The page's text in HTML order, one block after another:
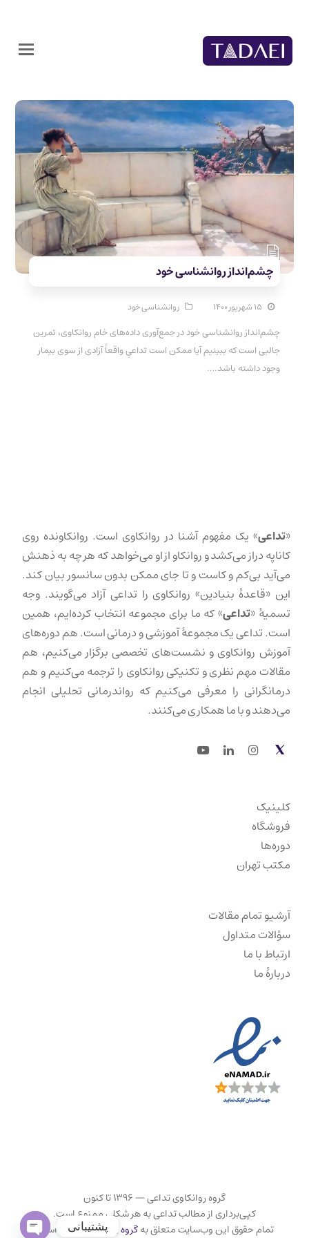
چشم‌انداز روانشناسی خود
۱۵ شهریور ۱۴۰۰ روانشناسی خود
چشم‌انداز روانشناسی خود در جمع‌آوری داده‌های خام روانکاوی، تمرین
جالبی است که ببینیم آیا ممکن است تداعیِ واقعاً آزادی از سوی بیمار
وجود داشته باشد.…
«تداعی» یک مفهوم آشنا در روانکاوی است. روانکاونده روی
کاناپه دراز می‌کشد و روانکاو از او می‌خواهد که هر چه به ذهنش
می‌آید بی‌کم و کاست و تا جای ممکن بدون سانسور بیان کند.
این «قاعدهٔ بنیادین» روانکاوی را تداعی آزاد می‌گویند. وجه
تسمیهٔ «تداعی» که ما برای مجموعه انتخاب کرده‌ایم، همین
است. تداعی یک مجموعهٔ آموزشی و درمانی است. هم دوره‌های
آموزش روانکاوی و نشست‌های تخصصی برگزار می‌کنیم، هم
مقالات مهم نظری و تکنیکی روانکاوی را ترجمه می‌کنیم و هم
درمانگرانی را معرفی می‌کنیم که رواندرمانی تحلیلی انجام
می‌دهند و با ما همکاری می‌کنند.
Twitter
Instagram
LinkedIn
Youtube
کلینیک
فروشگاه
دوره‌ها
مکتب تهران
آرشیو تمام مقالات
سؤالات متداول
ارتباط با ما
دربارهٔ ما
گروه روانکاوی تداعی — ۱۳۹۶ تا کنون
کپی‌برداری از مطالب تداعی به هر شکلی ممنوع است.
تمام حقوق این وب‌سایت متعلق بهگروه روانکاوی تداعی است. پشتیبانی